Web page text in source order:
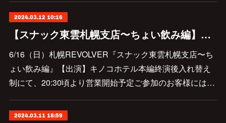
2024.03.12 10:16
【スナック東雲札幌支店〜ちょい飲み編】開催決定しました
6/16（日）札幌REVOLVER『スナック東雲札幌支店〜ち
ょい飲み編』【出演】キノコホテル本編終演後入れ替え
制にて、20:30頃より営業開始予定ご参加のお客様には…
2024.03.11 18:59